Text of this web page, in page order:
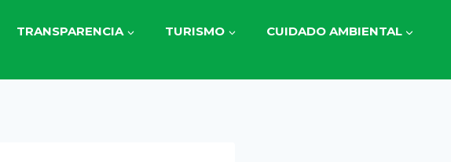
TRANSPARENCIA TURISMO
CUIDADO AMBIENTAL